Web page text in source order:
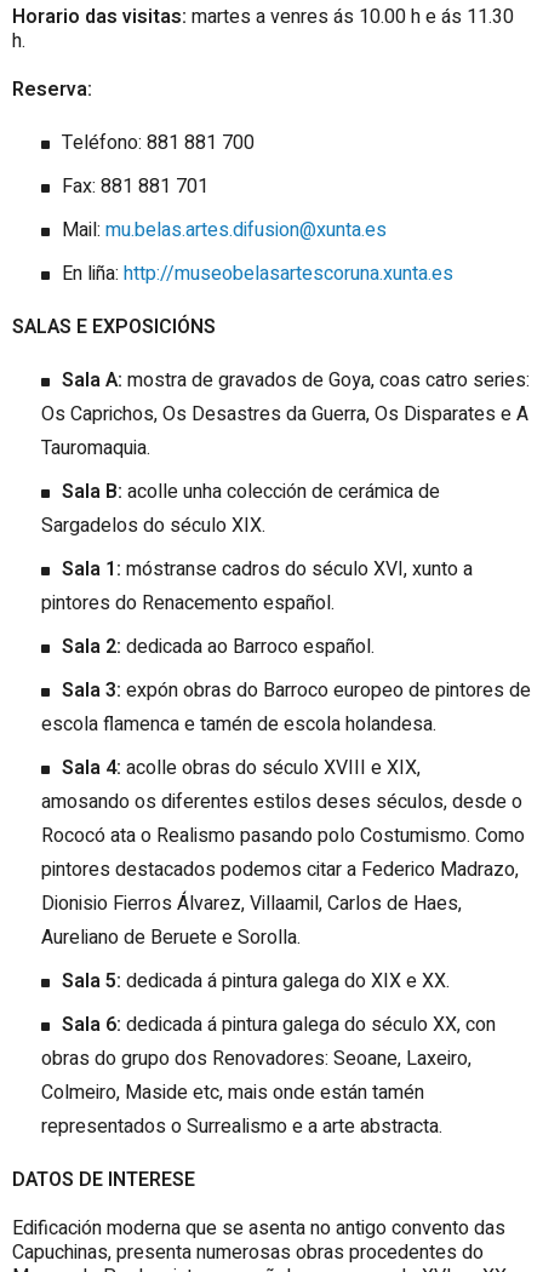
Horario das visitas: martes a venres ás 10.00 h e ás 11.30
h.
Reserva:
Teléfono: 881 881 700
Fax: 881 881 701
Mail: mu.belas.artes.difusion@xunta.es
En liña: http://museobelasartescoruna.xunta.es
SALAS E EXPOSICIÓNS
Sala A: mostra de gravados de Goya, coas catro series:
Os Caprichos, Os Desastres da Guerra, Os Disparates e A
Tauromaquia.
Sala B: acolle unha colección de cerámica de
Sargadelos do século XIX.
Sala 1: móstranse cadros do século XVI, xunto a
pintores do Renacemento español.
Sala 2: dedicada ao Barroco español.
Sala 3: expón obras do Barroco europeo de pintores de
escola flamenca e tamén de escola holandesa.
Sala 4: acolle obras do século XVIII e XIX,
amosando os diferentes estilos deses séculos, desde o
Rococó ata o Realismo pasando polo Costumismo. Como
pintores destacados podemos citar a Federico Madrazo,
Dionisio Fierros Álvarez, Villaamil, Carlos de Haes,
Aureliano de Beruete e Sorolla.
Sala 5: dedicada á pintura galega do XIX e XX.
Sala 6: dedicada á pintura galega do século XX, con
obras do grupo dos Renovadores: Seoane, Laxeiro,
Colmeiro, Maside etc, mais onde están tamén
representados o Surrealismo e a arte abstracta.
DATOS DE INTERESE
Edificación moderna que se asenta no antigo convento das
Capuchinas, presenta numerosas obras procedentes do